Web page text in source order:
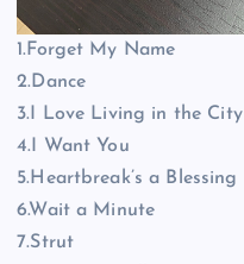
1.Forget My Name
2.Dance
3.I Love Living in the City
4.I Want You
5.Heartbreak’s a Blessing
6.Wait a Minute
7.Strut